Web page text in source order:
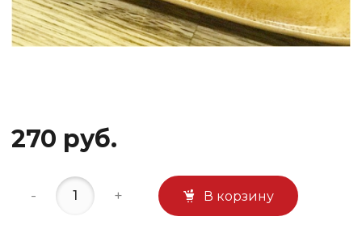
270 руб.
- + В корзину